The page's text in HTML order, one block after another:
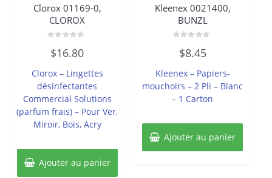
Clorox 01169-0,
CLOROX
0
sur
$16.80
Clorox – Lingettes
désinfectantes
Commercial Solutions
(parfum frais) – Pour Ver,
Miroir, Bois, Acry
Ajouter au panier
Kleenex 0021400,
BUNZL
sur
$8.45
Kleenex – Papiers-
mouchoirs – 2 Pli – Blanc
– 1 Carton
Ajouter au panier